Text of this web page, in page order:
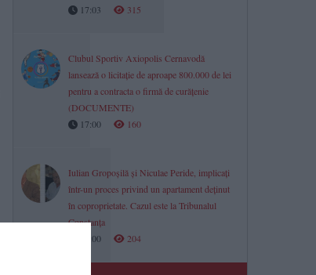
17:03
315
Clubul Sportiv Axiopolis Cernavodă
lansează o licitație de aproape 800.000 de lei
pentru a contracta o firmă de curățenie
(DOCUMENTE)
17:00
160
Iulian Gropoșilă și Niculae Peride, implicați
într-un proces privind un apartament deținut
în coproprietate. Cazul este la Tribunalul
Constanța
17:00
204